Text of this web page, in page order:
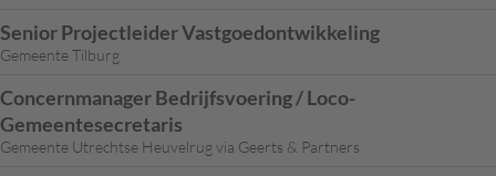
Senior Projectleider Vastgoedontwikkeling
Gemeente Tilburg
Concernmanager Bedrijfsvoering / Loco-
Gemeentesecretaris
Gemeente Utrechtse Heuvelrug via Geerts & Partners